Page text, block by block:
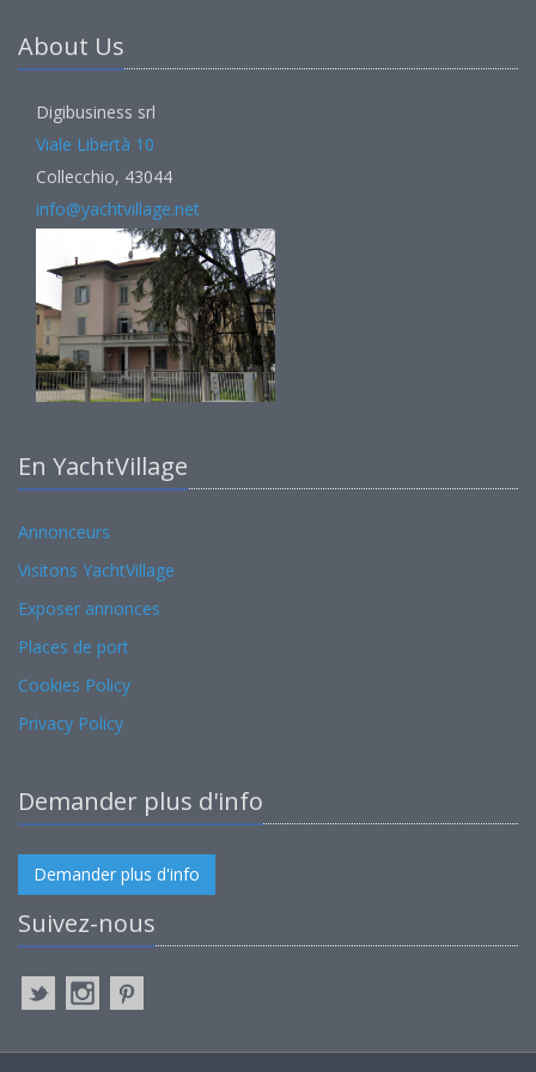
About Us
Digibusiness srl
Viale Libertà 10
Collecchio, 43044
info@yachtvillage.net
En YachtVillage
Annonceurs
Visitons YachtVillage
Exposer annonces
Places de port
Cookies Policy
Privacy Policy
Demander plus d'info
Demander plus d'info
Suivez-nous